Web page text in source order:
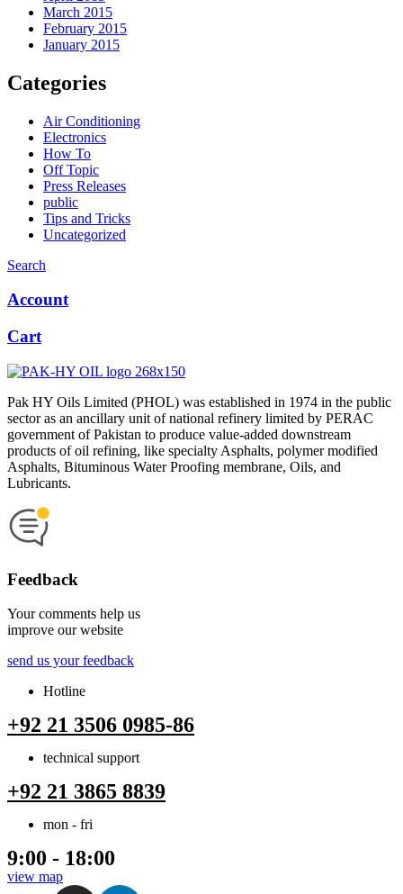
March 2015
February 2015
January 2015
Categories
Air Conditioning
Electronics
How To
Off Topic
Press Releases
public
Tips and Tricks
Uncategorized
Search
Account
Cart
Pak HY Oils Limited (PHOL) was established in 1974 in the public
sector as an ancillary unit of national refinery limited by PERAC
government of Pakistan to produce value-added downstream
products of oil refining, like specialty Asphalts, polymer modified
Asphalts, Bituminous Water Proofing membrane, Oils, and
Lubricants.
Feedback
Your comments help us
improve our website
send us your feedback
Hotline
+92 21 3506 0985-86
technical support
+92 21 3865 8839
mon - fri
9:00 - 18:00
view map